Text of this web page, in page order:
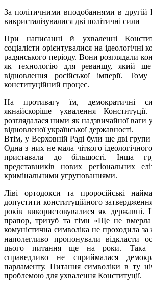
За політичними вподобаннями в другій
викристалізувалися дві політичні сили —
При написанні й ухваленні
соціалісти орієнтувалися на ідеологічні
радянського періоду. Вони розглядали
як технологію для реваншу, який
відновлення російської імперії. Тому
конституційний процес.
На противагу їм, демократичні
якнайскоріше ухвалення
розглядалася ними як надзвичайної ваги
відновленої української державності.
Втім, у Верховній Раді були ще дві
Одна з них не мала чіткого
приставала до більшості. Інша
представників нових регіональних
кримінальними угрупованнями.
Ліві ортодокси та проросійські
допустити конституційного
років використовувалися як
прапор, тризуб та гімн «Ще не вмерла
комуністична символіка не проходила
наполегливо пропонували відкласти
цього питання ще на роки. Така
справедливо не сприймалася
парламенту. Питання символіки в ту
проблемою для ухвалення Конституції.